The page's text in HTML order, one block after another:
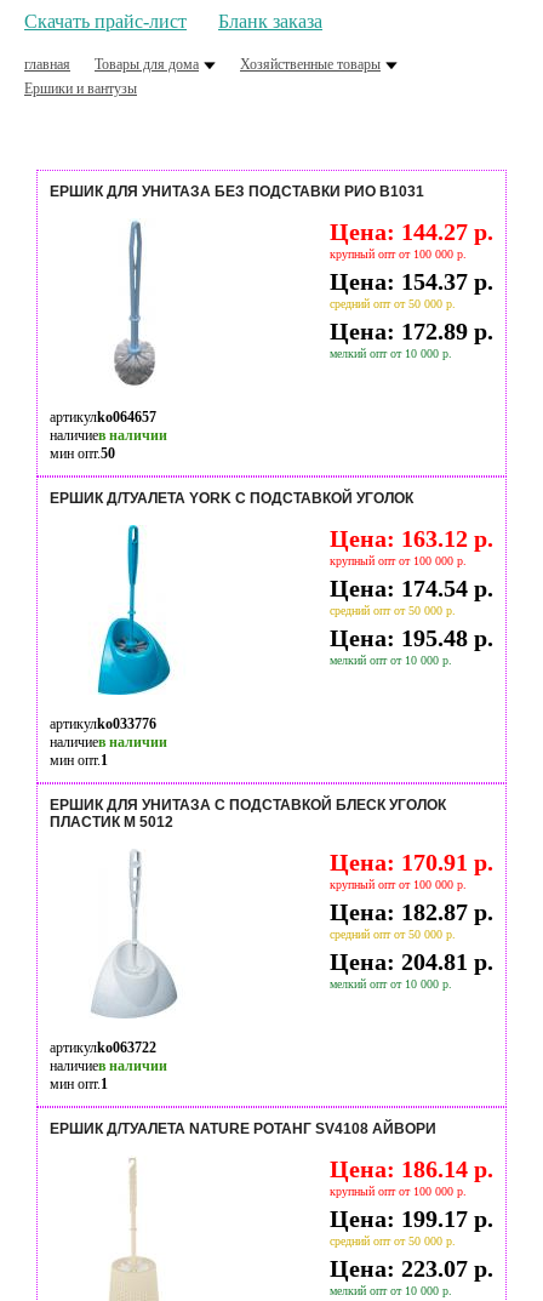
Скачать прайс-лист Бланк заказа
главная Товары для дома
Хозяйственные товары
Ершики и вантузы
ЕРШИК ДЛЯ УНИТАЗА БЕЗ ПОДСТАВКИ РИО В1031
Цена: 144.27 р.
крупный опт от 100 000 р.
Цена: 154.37 р.
средний опт от 50 000 р.
Цена: 172.89 р.
мелкий опт от 10 000 р.
артикулko064657
наличиев наличии
мин опт.50
ЕРШИК Д/ТУАЛЕТА YORK С ПОДСТАВКОЙ УГОЛОК
Цена: 163.12 р.
крупный опт от 100 000 р.
Цена: 174.54 р.
средний опт от 50 000 р.
Цена: 195.48 р.
мелкий опт от 10 000 р.
артикулko033776
наличиев наличии
мин опт.1
ЕРШИК ДЛЯ УНИТАЗА С ПОДСТАВКОЙ БЛЕСК УГОЛОК
ПЛАСТИК М 5012
Цена: 170.91 р.
крупный опт от 100 000 р.
Цена: 182.87 р.
средний опт от 50 000 р.
Цена: 204.81 р.
мелкий опт от 10 000 р.
артикулko063722
наличиев наличии
мин опт.1
ЕРШИК Д/ТУАЛЕТА NATURE РОТАНГ SV4108 АЙВОРИ
Цена: 186.14 р.
крупный опт от 100 000 р.
Цена: 199.17 р.
средний опт от 50 000 р.
Цена: 223.07 р.
мелкий опт от 10 000 р.